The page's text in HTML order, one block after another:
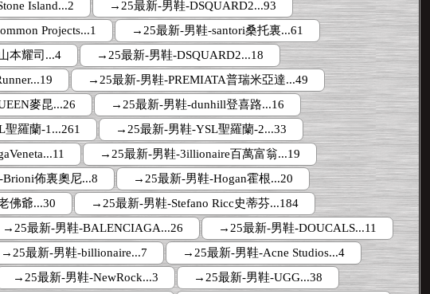
Island...2
→25最新-男鞋-DSQUARD2...93
Projects...1
→25最新-男鞋-santori桑托裏...61
本耀司...4
→25最新-男鞋-DSQUARD2...18
→25最新-男鞋-PREMIATA普瑞米亞達...49
麥昆...26
→25最新-男鞋-dunhill登喜路...16
羅蘭-1...261
→25最新-男鞋-YSL聖羅蘭-2...33
→25最新-男鞋-3illionaire百萬富翁...19
佈裏奧尼...8
→25最新-男鞋-Hogan霍根...20
佛爺...30
→25最新-男鞋-Stefano Ricc史蒂芬...184
→25最新-男鞋-BALENCIAGA...26
→25最新-男鞋-DOUCALS...11
→25最新-男鞋-billionaire...7
→25最新-男鞋-Acne Studios...4
→25最新-男鞋-NewRock...3
→25最新-男鞋-UGG...38